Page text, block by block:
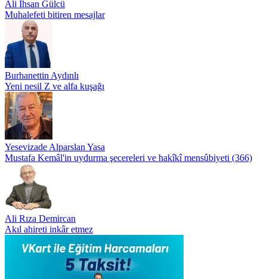
Ali İhsan Gülcü
Muhalefeti bitiren mesajlar
Burhanettin Aydınlı
Yeni nesil Z ve alfa kuşağı
Yesevizade Alparslan Yasa
Mustafa Kemâl'in uydurma şecereleri ve hakîkî mensûbiyeti (366)
Ali Rıza Demircan
Akıl ahireti inkâr etmez